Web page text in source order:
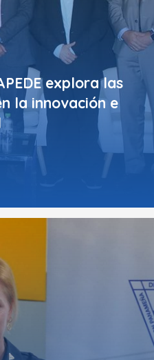
explora las
la innovación e